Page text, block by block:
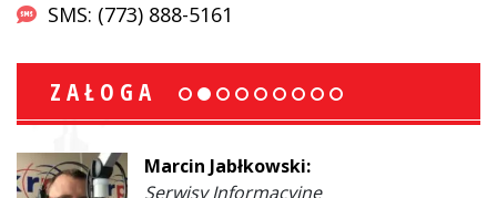
SMS: (773) 888-5161
ZAŁOGA
Marcin Jabłkowski:
Serwisy Informacyjne